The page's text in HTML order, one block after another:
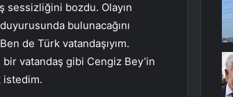
sessizliğini bozdu. Olayın
bulunacağını
de Türk vatandaşıyım.
vatandaş gibi Cengiz Bey’in
istedim.